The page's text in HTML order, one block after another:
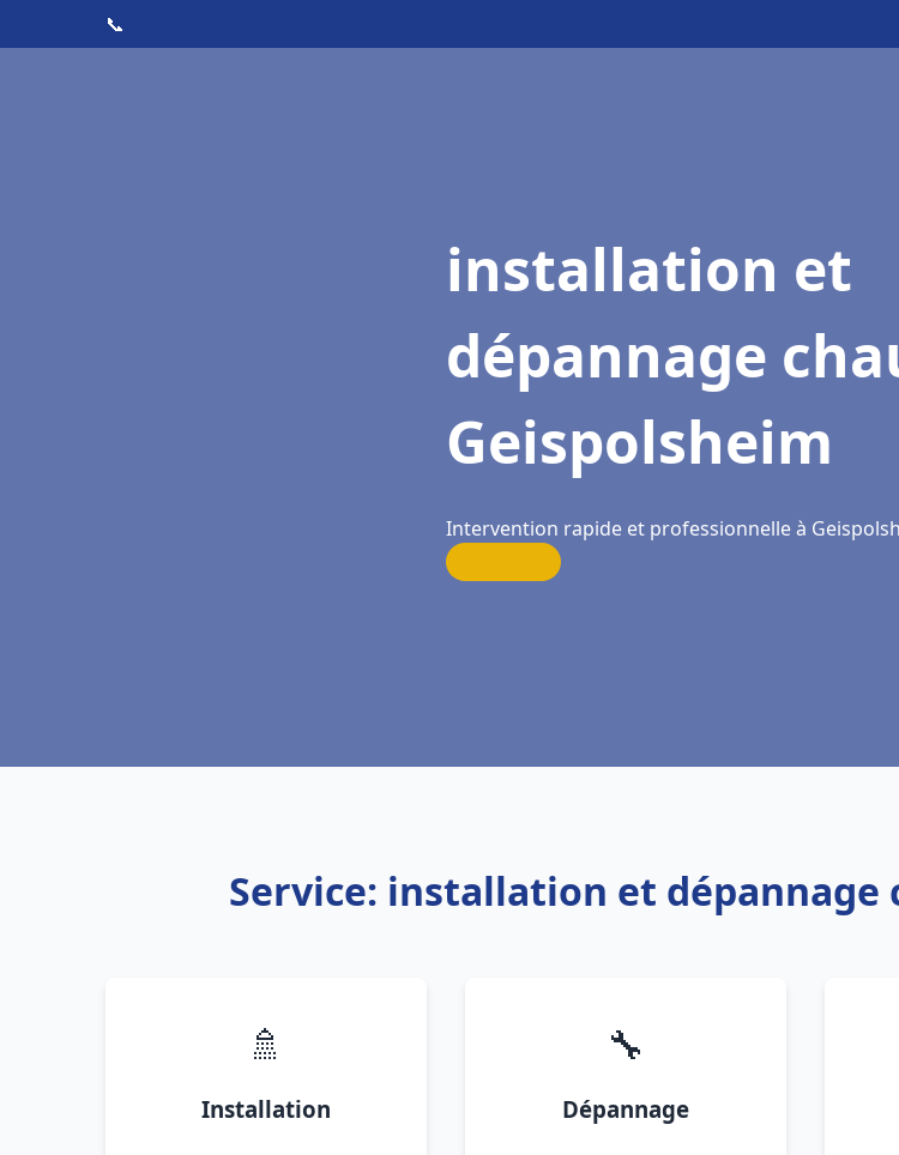
📞
installation et
dépannage
Geispolsheim
Intervention rapide et professionnelle à
Service: installation et dépannage
🚿
Installation
🔧
Dépannage